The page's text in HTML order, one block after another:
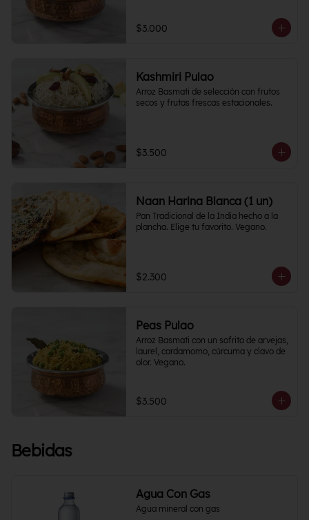
$3.000
Kashmiri Pulao
Arroz Basmati de selección con frutos
secos y frutas frescas estacionales.
$3.500
Naan Harina Blanca (1 un)
Pan Tradicional de la India hecho a la
plancha. Elige tu favorito. Vegano.
$2.300
Peas Pulao
Arroz Basmati con un sofrito de arvejas,
laurel, cardamomo, cúrcuma y clavo de
olor. Vegano.
$3.500
Bebidas
Agua Con Gas
Agua mineral con gas